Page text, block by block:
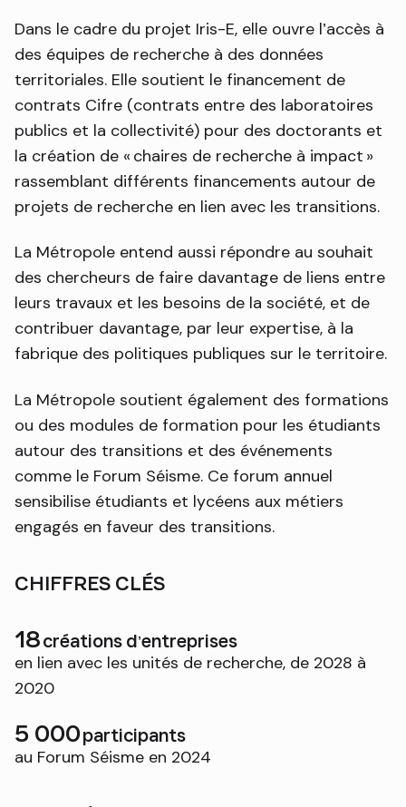
Dans le cadre du projet Iris-E, elle ouvre l’accès à
des équipes de recherche à des données
territoriales. Elle soutient le financement de
contrats Cifre (contrats entre des laboratoires
publics et la collectivité) pour des doctorants et
la création de « chaires de recherche à impact »
rassemblant différents financements autour de
projets de recherche en lien avec les transitions.
La Métropole entend aussi répondre au souhait
des chercheurs de faire davantage de liens entre
leurs travaux et les besoins de la société, et de
contribuer davantage, par leur expertise, à la
fabrique des politiques publiques sur le territoire.
La Métropole soutient également des formations
ou des modules de formation pour les étudiants
autour des transitions et des événements
comme le Forum Séisme. Ce forum annuel
sensibilise étudiants et lycéens aux métiers
engagés en faveur des transitions.
CHIFFRES CLÉS
18créations d’entreprises
en lien avec les unités de recherche, de 2028 à
2020
5 000participants
au Forum Séisme en 2024